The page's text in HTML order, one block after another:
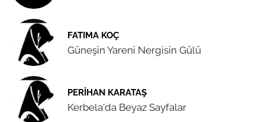
FATIMA KOÇ
Güneşin Yareni Nergisin Gülü
PERIHAN KARATAŞ
Kerbela'da Beyaz Sayfalar